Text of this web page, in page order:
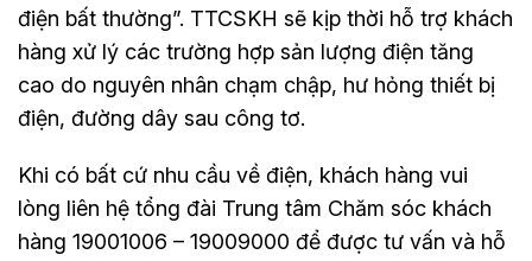
điện bất thường”. TTCSKH sẽ kịp thời hỗ trợ khách
hàng xử lý các trường hợp sản lượng điện tăng
cao do nguyên nhân chạm chập, hư hỏng thiết bị
điện, đường dây sau công tơ.
Khi có bất cứ nhu cầu về điện, khách hàng vui
lòng liên hệ tổng đài Trung tâm Chăm sóc khách
hàng 19001006 – 19009000 để được tư vấn và hỗ